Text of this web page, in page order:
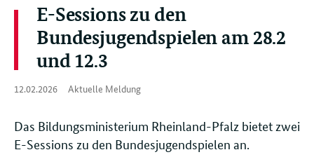
E-Sessions zu den
Bundesjugendspielen am 28.2
und 12.3
12.02.2026 12.Aktuelle Meldung
Das Bildungsministerium Rheinland-Pfalz bietet zwei
E-Sessions zu den Bundesjugendspielen an.